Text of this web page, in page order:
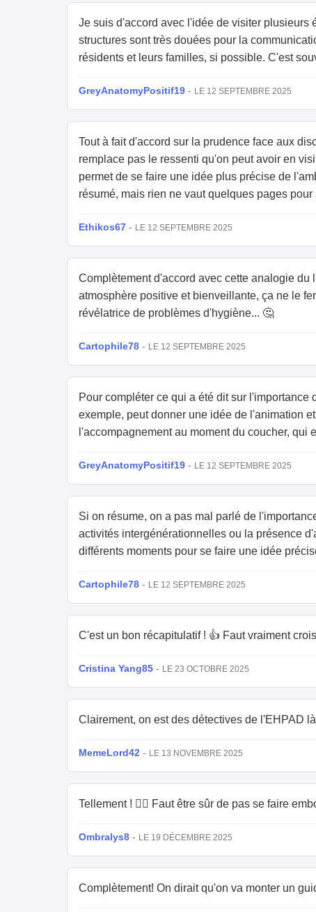
Je suis d'accord avec l'idée de visiter plusieurs
structures sont très douées pour la
résidents et leurs familles, si possible. C'est
GreyAnatomyPositif19 - LE 12 SEPTEMBRE 2025
Tout à fait d'accord sur la prudence face aux
remplace pas le ressenti qu'on peut avoir en
permet de se faire une idée plus précise de
résumé, mais rien ne vaut quelques pages
Ethikos67 - LE 12 SEPTEMBRE 2025
Complètement d'accord avec cette analogie
atmosphère positive et bienveillante, ça ne le
révélatrice de problèmes d'hygiène... 🤔
Cartophile78 - LE 12 SEPTEMBRE 2025
Pour compléter ce qui a été dit sur
exemple, peut donner une idée de l'animation
l'accompagnement au moment du coucher,
GreyAnatomyPositif19 - LE 12 SEPTEMBRE 2025
Si on résume, on a pas mal parlé de
activités intergénérationnelles ou la présence
différents moments pour se faire une idée
Cartophile78 - LE 12 SEPTEMBRE 2025
C'est un bon récapitulatif ! 👍 Faut vraiment
Cristina Yang85 - LE 23 OCTOBRE 2025
Clairement, on est des détectives de l'EHPAD
MemeLord42 - LE 13 NOVEMBRE 2025
Tellement ! 🕵️‍♀️ Faut être sûr de pas se faire
Ombralys8 - LE 19 DÉCEMBRE 2025
Complètement! On dirait qu'on va monter un